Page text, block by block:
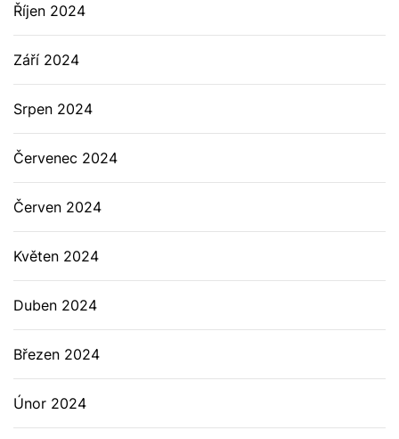
Říjen 2024
Září 2024
Srpen 2024
Červenec 2024
Červen 2024
Květen 2024
Duben 2024
Březen 2024
Únor 2024